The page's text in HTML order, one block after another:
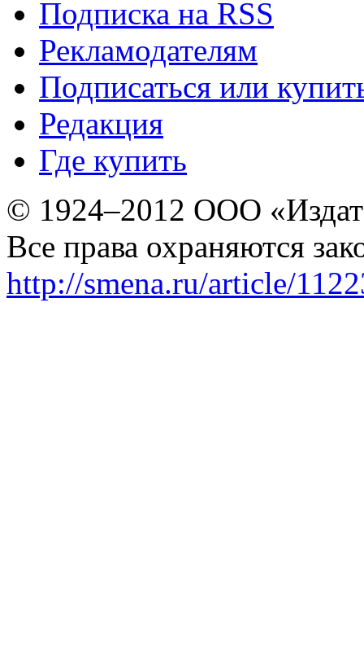
Подписка на RSS
Рекламодателям
Подписаться или
Редакция
Где купить
© 1924–2012 ООО
Все права охраняются
http://smena.ru/article/